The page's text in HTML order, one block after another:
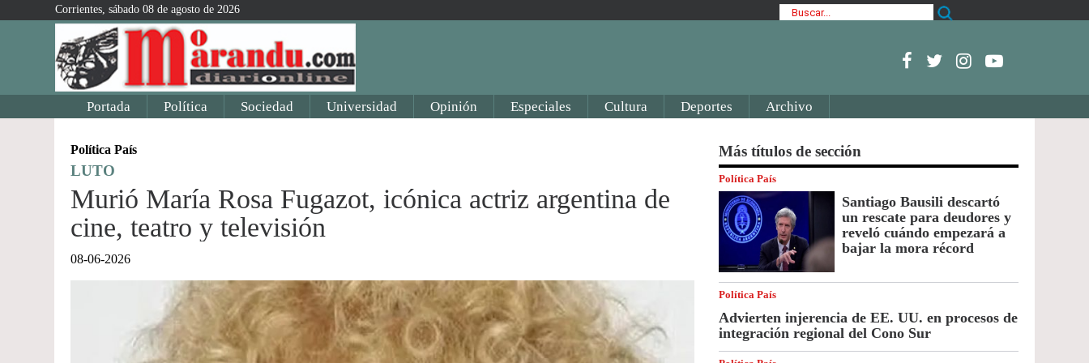
Corrientes, sábado 08 de agosto de 2026
Portada Política Sociedad Universidad Opinión Especiales Cultura Deportes Archivo
Política País
LUTO
Murió María Rosa Fugazot, icónica actriz argentina de
cine, teatro y televisión
08-06-2026
Más títulos de sección
Política País
Santiago Bausili descartó
un rescate para deudores y
reveló cuándo empezará a
bajar la mora récord
Política País
Advierten injerencia de EE. UU. en procesos de
integración regional del Cono Sur